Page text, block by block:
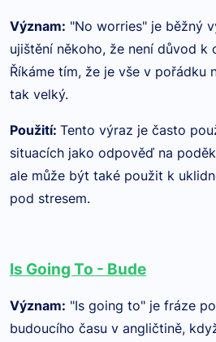
Význam: "No worries" je běžný
ujištění někoho, že není důvod k
Říkáme tím, že je vše v pořádku
tak velký.
Použití: Tento výraz je často
situacích jako odpověď na
ale může být také použit k
pod stresem.
Is Going To - Bude
Význam: "Is going to" je fráze
budoucího času v angličtině,